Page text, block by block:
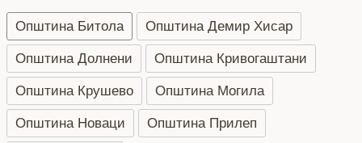
Општина Битола
Општина Демир Хисар
Општина Долнени
Општина Кривогаштани
Општина Крушево
Општина Могила
Општина Новаци
Општина Прилеп